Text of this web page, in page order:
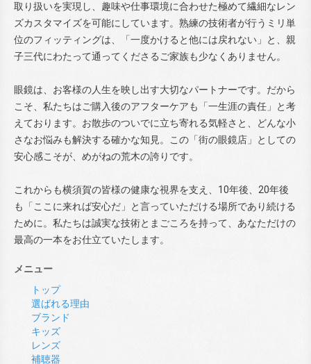
取り扱いを実現し、趣味や仕事環境に合わせた極めて繊細なレン
ズカスタマイズを可能にしています。熟練の技術者が行うミリ単
位のフィッティングは、「一度かけると他には戻れない」と、親
子三代にわたって通ってくださるご家族も少なくありません。
眼鏡は、お客様の人生を映し出す大切なパートナーです。だから
こそ、私たちはご購入後のアフターケアも「一生涯の責任」と考
えております。お散歩のついでに立ち寄れる気軽さと、どんな小
さなお悩みも解決する確かな知見。この「街の眼鏡店」としての
安心感こそが、めがねの荒木の誇りです。
これからも横須賀の皆様の健康な視界を支え、10年後、20年後
も「ここに来れば安心だ」と言っていただける場所であり続ける
ために。私たちは誠実な技術とまごころを持って、あなただけの
最高の一本をお仕立ていたします。
メニュー
トップ
選ばれる理由
ブランド
キッズ
レンズ
補聴器